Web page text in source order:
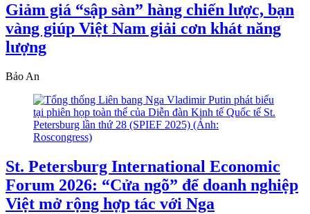
Giảm giá “sập sàn” hàng chiến lược, bạn
vàng giúp Việt Nam giải cơn khát năng
lượng
Bảo An
St. Petersburg International Economic
Forum 2026: “Cửa ngõ” để doanh nghiệp
Việt mở rộng hợp tác với Nga